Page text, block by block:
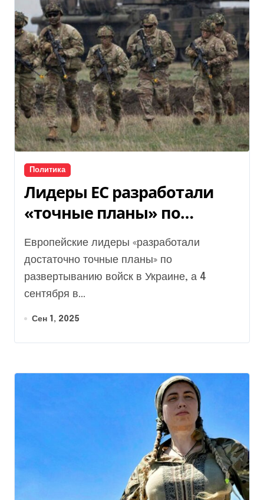
Политика
Лидеры ЕС разработали
«точные планы» по
развертыванию войск в
Украине: СМИ узнали, о
чем идет речь
Европейские лидеры «разработали
достаточно точные планы» по
развертыванию войск в Украине, а 4
сентября в...
Сен 1, 2025